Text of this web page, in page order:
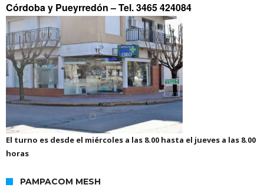
Córdoba y Pueyrredón –Tel. 3465 424084
El turno es desde el miércoles a las 8.00 hasta el jueves a las 8.00
horas
PAMPACOM MESH